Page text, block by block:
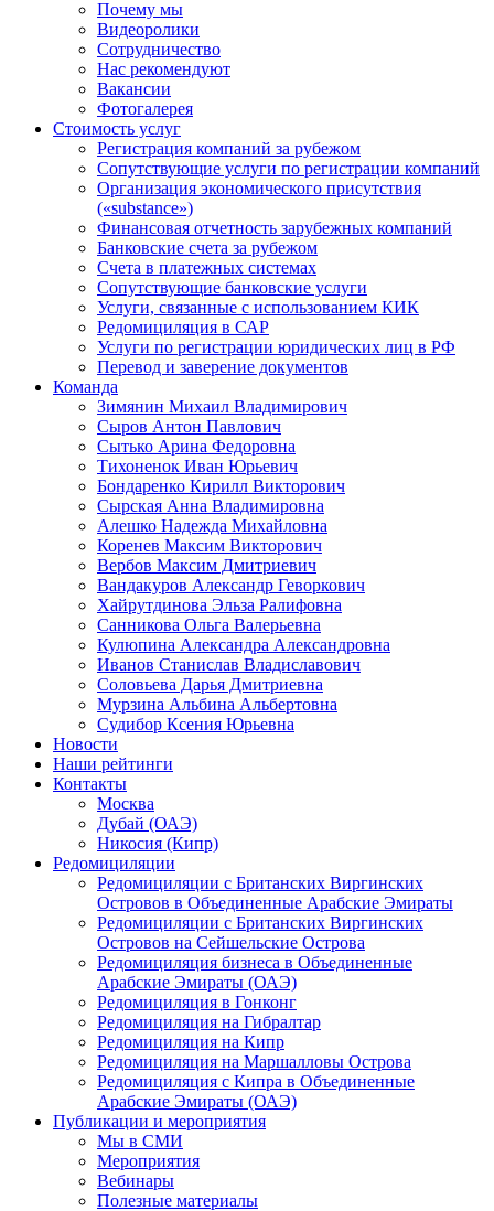
Почему мы
Видеоролики
Сотрудничество
Нас рекомендуют
Вакансии
Фотогалерея
Стоимость услуг
Регистрация компаний за рубежом
Сопутствующие услуги по регистрации компаний
Организация экономического присутствия
(«substance»)
Финансовая отчетность зарубежных компаний
Банковские счета за рубежом
Счета в платежных системах
Сопутствующие банковские услуги
Услуги, связанные с использованием КИК
Редомициляция в САР
Услуги по регистрации юридических лиц в РФ
Перевод и заверение документов
Команда
Зимянин Михаил Владимирович
Сыров Антон Павлович
Сытько Арина Федоровна
Тихоненок Иван Юрьевич
Бондаренко Кирилл Викторович
Сырская Анна Владимировна
Алешко Надежда Михайловна
Коренев Максим Викторович
Вербов Максим Дмитриевич
Вандакуров Александр Геворкович
Хайрутдинова Эльза Ралифовна
Санникова Ольга Валерьевна
Кулюпина Александра Александровна
Иванов Станислав Владиславович
Соловьева Дарья Дмитриевна
Мурзина Альбина Альбертовна
Судибор Ксения Юрьевна
Новости
Наши рейтинги
Контакты
Москва
Дубай (ОАЭ)
Никосия (Кипр)
Редомициляции
Редомициляции с Британских Виргинских
Островов в Объединенные Арабские Эмираты
Редомициляции с Британских Виргинских
Островов на Сейшельские Острова
Редомициляция бизнеса в Объединенные
Арабские Эмираты (ОАЭ)
Редомициляция в Гонконг
Редомициляция на Гибралтар
Редомициляция на Кипр
Редомициляция на Маршалловы Острова
Редомициляция с Кипра в Объединенные
Арабские Эмираты (ОАЭ)
Публикации и мероприятия
Мы в СМИ
Мероприятия
Вебинары
Полезные материалы